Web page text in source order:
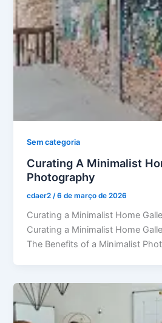
Sem categoria
Curating A Minimalist
Photography
cdaer2 /6 de março de 2026
Curating a Minimalist Home
Curating a Minimalist Home
The Benefits of a Minimalist